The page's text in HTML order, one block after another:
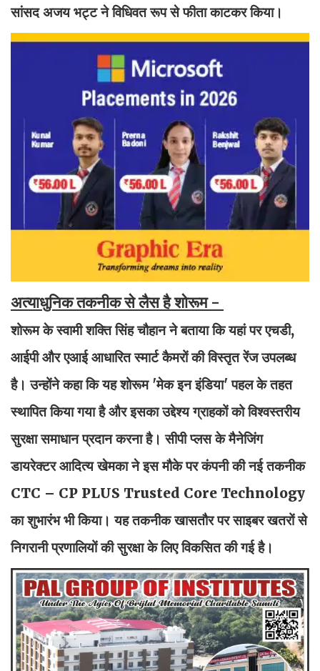
सांसद अजय भट्ट ने विधिवत रूप से फीता काटकर किया।
अत्याधुनिक तकनीक से लैस है शोरूम -
शोरूम के स्वामी शक्ति सिंह चौहान ने बताया कि यहां पर एचडी,
आईपी और एआई आधारित स्मार्ट कैमरों की विस्तृत रेंज उपलब्ध
है। उन्होंने कहा कि यह शोरूम 'मेक इन इंडिया' पहल के तहत
स्थापित किया गया है और इसका उद्देश्य ग्राहकों को विश्वस्तरीय
सुरक्षा समाधान प्रदान करना है। सीपी प्लस के मैनेजिंग
डायरेक्टर आदित्य खेमका ने इस मौके पर कंपनी की नई तकनीक
CTC – CP PLUS Trusted Core Technology
का शुभारंभ भी किया। यह तकनीक खासतौर पर साइबर खतरों से
निगरानी प्रणालियों की सुरक्षा के लिए विकसित की गई है।